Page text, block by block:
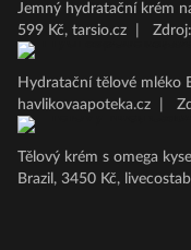
Jemný hydratační krém
599 Kč, tarsio.cz
Hydratační tělové mléko
havlikovaapoteka.cz
Tělový krém s omega
Brazil, 3450 Kč,